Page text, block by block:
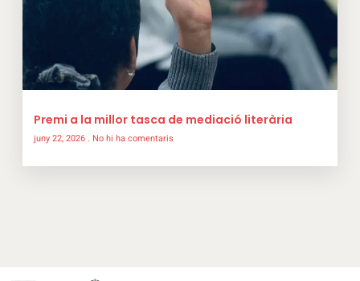
Premi a la millor tasca de mediació literària
juny 22, 2026 No hi ha comentaris